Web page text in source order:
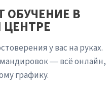
ОБУЧЕНИЕ В
у вас на руках.
— всё онлайн,
графику.